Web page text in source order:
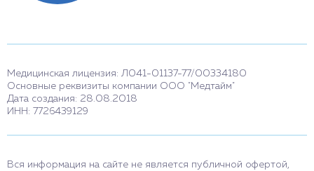
Медицинская лицензия: Л041-01137-77/00334180
Основные реквизиты компании ООО "Медтайм"
Дата создания: 28.08.2018
ИНН: 7726439129
Вся информация на сайте не является публичной офертой,